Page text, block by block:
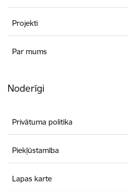
Projekti
Par mums
Noderīgi
Privātuma politika
Piekļūstamība
Lapas karte